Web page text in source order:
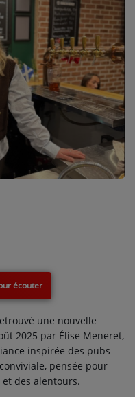
une nouvelle
2025 par Élise Meneret,
inspirée des pubs
pensée pour
des alentours.